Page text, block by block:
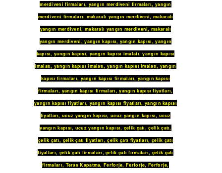
merdiveni firmaları, yangın merdiveni firmaları, yangın
merdiveni firmaları, makaralı yangın merdiveni,makaralı
yangın merdiveni, makaralı yangın merdiveni,makaralı
yangın merdiveni,yangın kapısı, yangın kapısı,yangın
kapısı,yangın kapısı, yangın kapısı imalatı,yangın kapısı
imalatı,yangın kapısı imalatı, yangın kapısı imalatı, yangın
kapısı firmaları, yangın kapısı firmaları,yangın kapısı
firmaları, yangın kapısı firmaları,yangın kapısı fiyatları,
yangın kapısı fiyatları, yangın kapısı fiyatları,yangın kapısı
fiyatları,ucuz yangın kapısı,ucuz yangın kapısı,ucuz
yangın kapısı, ucuz yangın kapısı, çelik çatı,çelik çatı,
çelik çatı, çelik çatı fiyatları,çelik çatı fiyatları, çelik çatı
fiyatları, çelik çatı firmaları,çelik çatı firmaları, çelik çatı
firmaları, Teras Kapatma,Ferforje,Ferforje,Ferforje,